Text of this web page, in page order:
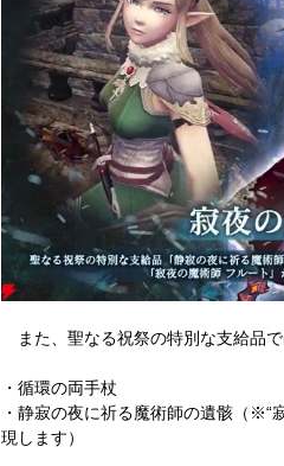
また、聖なる祝祭の特別な支給品で
・循環の両手杖
・静寂の夜に祈る魔術師の遺骸（※“
現します）